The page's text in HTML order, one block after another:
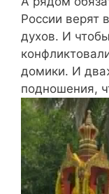
России верят
духов. И
домики. И
подношения,